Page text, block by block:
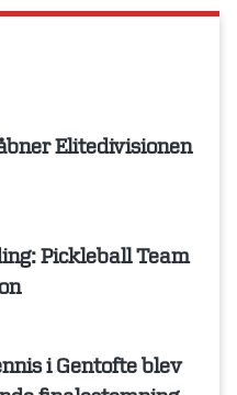
Elitedivisionen
Pickleball Team
i Gentofte blev